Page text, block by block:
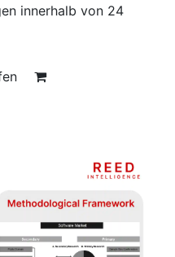
innerhalb von 24